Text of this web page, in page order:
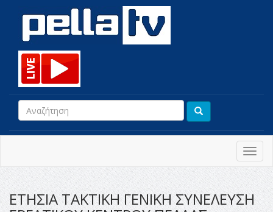
ΕΤΗΣΙΑ ΤΑΚΤΙΚΗ ΓΕΝΙΚΗ ΣΥΝΕΛΕΥΣΗ